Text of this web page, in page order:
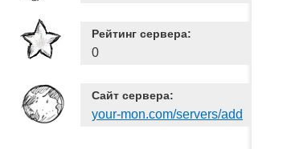
Рейтинг сервера:
0
Сайт сервера:
your-mon.com/servers/add